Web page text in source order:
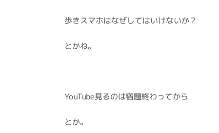
歩きスマホはなぜしてはいけないか？
とかね。
YouTube見るのは宿題終わってから
とか。